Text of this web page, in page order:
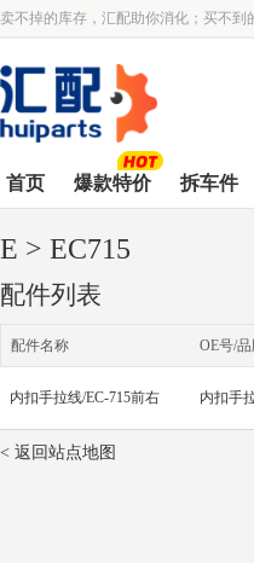
卖不掉的库存，汇配助你消化；买不到
首页 爆款特价 拆车件
E > EC715
配件列表
配件名称 OE号/
内扣手拉线/EC-715前右 内扣手
< 返回站点地图